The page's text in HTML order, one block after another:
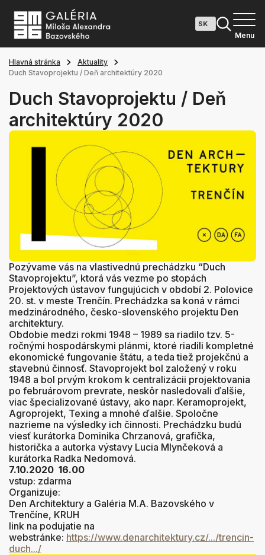
Menu
Hlavná stránka
Aktuality
Duch Stavoprojektu / Deň architektúry 2020
Duch Stavoprojektu / Deň
architektúry 2020
Pozývame vás na vlastivednú prechádzku “Duch
Stavoprojektu”, ktorá vás vezme po stopách
Projektových ústavov fungujúcich v období 2. Polovice
20. st. v meste Trenčín. Prechádzka sa koná v rámci
medzinárodného, česko-slovenského projektu Den
architektury.
Obdobie medzi rokmi 1948 – 1989 sa riadilo tzv. 5-
ročnými hospodárskymi plánmi, ktoré riadili kompletné
ekonomické fungovanie štátu, a teda tiež projekčnú a
stavebnú činnosť. Stavoprojekt bol založený v roku
1948 a bol prvým krokom k centralizácii projektovania
po februárovom prevrate, neskôr nasledovali ďalšie,
viac špecializované ústavy, ako napr. Keramoprojekt,
Agroprojekt, Texing a mnohé ďalšie. Spoločne
nazrieme na výsledky ich činnosti. Prechádzku budú
viesť kurátorka Dominika Chrzanová, grafička,
historička a autorka výstavy Lucia Mlynčeková a
kurátorka Radka Nedomová.
7.10.2020 16.00
vstup: zdarma
Organizuje:
Den Architektury a Galéria M.A. Bazovského v
Trenčíne, KRUH
link na podujatie na
webstránke: https://www.denarchitektury.cz/.../trencin-
duch.../